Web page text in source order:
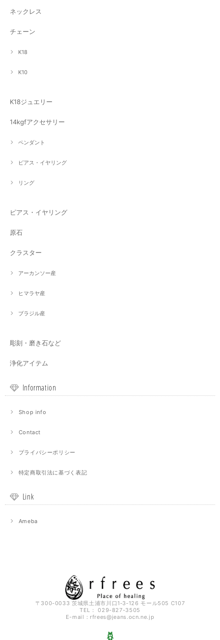
ネックレス
チェーン
K18
K10
K18ジュエリー
14kgfアクセサリー
ペンダント
ピアス・イヤリング
リング
ピアス・イヤリング
原石
クラスター
アーカンソー産
ヒマラヤ産
ブラジル産
彫刻・磨き石など
浄化アイテム
Information
Shop info
Contact
プライバシーポリシー
特定商取引法に基づく表記
Link
Ameba
〒300-0033 茨城県土浦市川口1‐3‐126 モール505 C107
TEL： 029-827-3505
E-mail： rfrees@jeans.ocn.ne.jp